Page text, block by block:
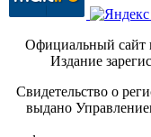
Официальный
Издание
Свидетельство о
выдано